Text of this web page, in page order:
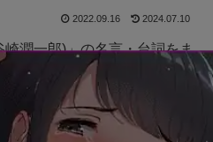
2022.09.16 2024.07.10
潤一郎)」の名言・台詞をま